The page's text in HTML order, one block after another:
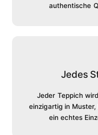
authentische
Jedes
Jeder Teppich
einzigartig in
ein echtes